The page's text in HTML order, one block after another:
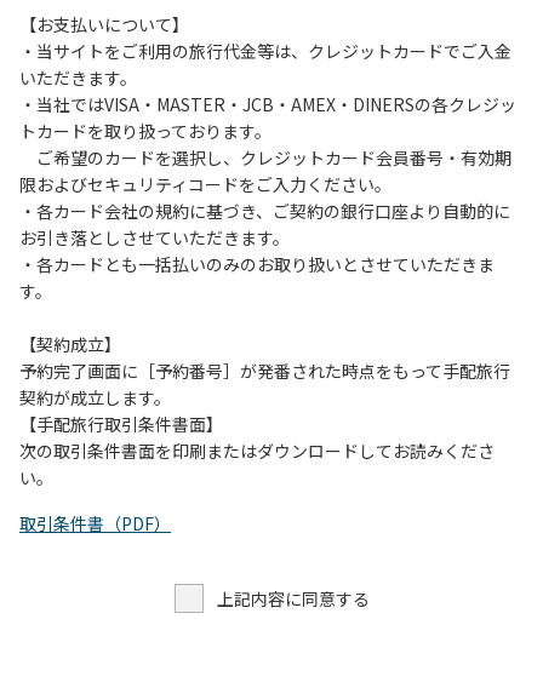
は、お持ち帰りをお願いします。
【禁止事項】
カラオケ、発電機、地面での直火による焚き火、キャンプフ
ァイヤー、打ち上げ式花火、テントサウナの設置
【注意事項】
当キャンプ場のそばを流れる歴舟川は、上流で雨が降ると短
時間で増水し、川原で遊んでいると大変危険な状態になりや
すく、過去にも増水により人が流される事故が数件起きてい
（１）川原にテントやタープを張らない。
（２）雨が降ったときは川原で遊ばない。
（３）カムイコタン公園キャンプ場で雨が降らなくても、上
流で雨が降り急に増水することがあるので、水の濁りに注意
し、濁り始めたときには直ちに川原での遊びを中止する。
（４）キャンプ場の管理者や地元住民から川についての注意
【お支払いについて】
・当サイトをご利用の旅行代金等は、クレジットカードでご入金
いただきます。
・当社ではVISA・MASTER・JCB・AMEX・DINERSの各クレジッ
トカードを取り扱っております。
ご希望のカードを選択し、クレジットカード会員番号・有効期
限およびセキュリティコードをご入力ください。
・各カード会社の規約に基づき、ご契約の銀行口座より自動的に
お引き落としさせていただきます。
・各カードとも一括払いのみのお取り扱いとさせていただきま
す。
【契約成立】
予約完了画面に［予約番号］が発番された時点をもって手配旅行
契約が成立します。
【手配旅行取引条件書面】
次の取引条件書面を印刷またはダウンロードしてお読みくださ
い。
取引条件書（PDF）
上記内容に同意する